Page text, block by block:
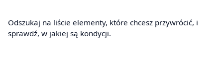
Odszukaj na liście elementy, które chcesz przywrócić, i
sprawdź, w jakiej są kondycji.